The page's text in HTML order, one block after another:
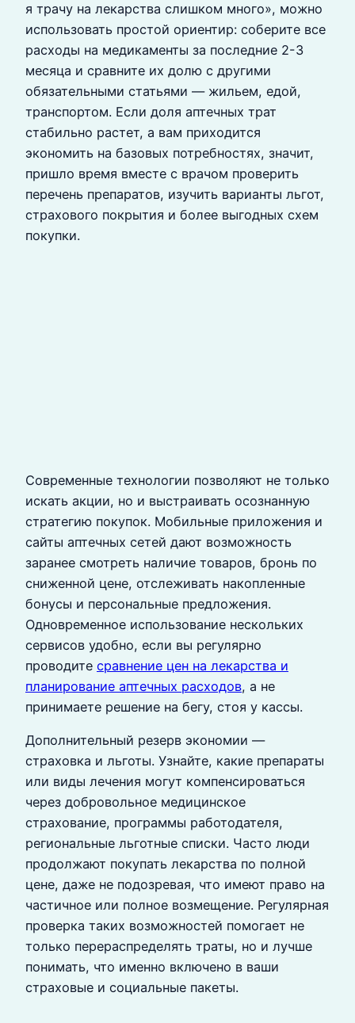
я трачу на лекарства слишком много», можно
использовать простой ориентир: соберите все
расходы на медикаменты за последние 2-3
месяца и сравните их долю с другими
обязательными статьями — жильем, едой,
транспортом. Если доля аптечных трат
стабильно растет, а вам приходится
экономить на базовых потребностях, значит,
пришло время вместе с врачом проверить
перечень препаратов, изучить варианты льгот,
страхового покрытия и более выгодных схем
покупки.
Современные технологии позволяют не только
искать акции, но и выстраивать осознанную
стратегию покупок. Мобильные приложения и
сайты аптечных сетей дают возможность
заранее смотреть наличие товаров, бронь по
сниженной цене, отслеживать накопленные
бонусы и персональные предложения.
Одновременное использование нескольких
сервисов удобно, если вы регулярно
проводите сравнение цен на лекарства и
планирование аптечных расходов, а не
принимаете решение на бегу, стоя у кассы.
Дополнительный резерв экономии —
страховка и льготы. Узнайте, какие препараты
или виды лечения могут компенсироваться
через добровольное медицинское
страхование, программы работодателя,
региональные льготные списки. Часто люди
продолжают покупать лекарства по полной
цене, даже не подозревая, что имеют право на
частичное или полное возмещение. Регулярная
проверка таких возможностей помогает не
только перераспределять траты, но и лучше
понимать, что именно включено в ваши
страховые и социальные пакеты.